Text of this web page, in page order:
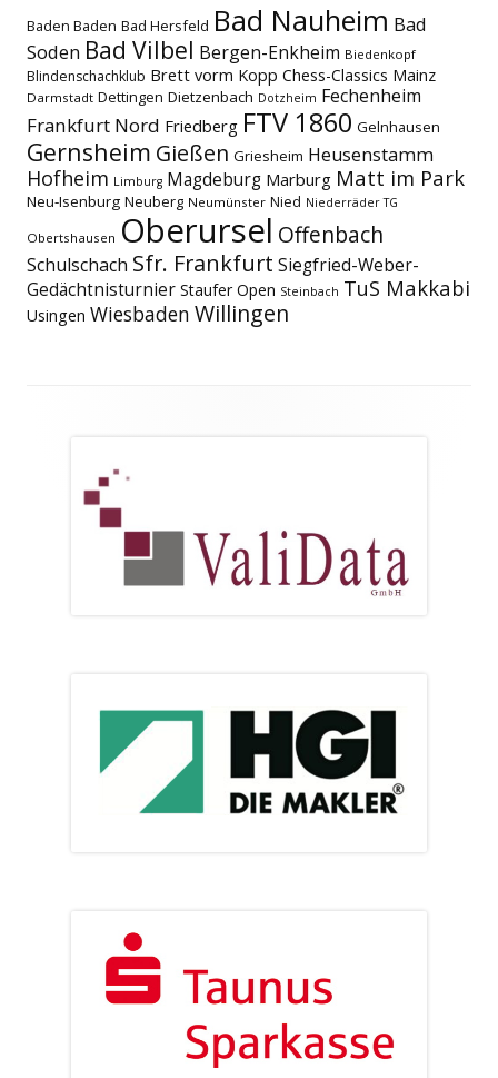
Baden Baden Bad Hersfeld Bad Nauheim Bad
Soden Bad Vilbel Bergen-Enkheim Biedenkopf
Blindenschachklub Brett vorm Kopp Chess-Classics Mainz
Darmstadt Dettingen Dietzenbach Dotzheim Fechenheim
Frankfurt Nord Friedberg FTV 1860 Gelnhausen
Gernsheim Gießen Griesheim Heusenstamm
Hofheim Limburg Magdeburg Marburg Matt im Park
Neu-Isenburg Neuberg Neumünster Nied Niederräder TG
Obertshausen Oberursel Offenbach
Schulschach Sfr. Frankfurt Siegfried-Weber-
Gedächtnisturnier Staufer Open Steinbach TuS Makkabi
Usingen Wiesbaden Willingen